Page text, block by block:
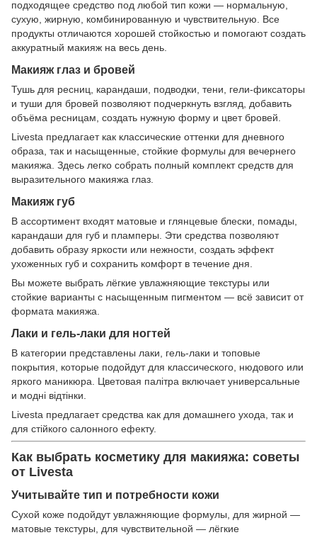
подходящее средство под любой тип кожи — нормальную,
сухую, жирную, комбинированную и чувствительную. Все
продукты отличаются хорошей стойкостью и помогают создать
аккуратный макияж на весь день.
Макияж глаз и бровей
Тушь для ресниц, карандаши, подводки, тени, гели-фиксаторы
и туши для бровей позволяют подчеркнуть взгляд, добавить
объёма ресницам, создать нужную форму и цвет бровей.
Livesta предлагает как классические оттенки для дневного
образа, так и насыщенные, стойкие формулы для вечернего
макияжа. Здесь легко собрать полный комплект средств для
выразительного макияжа глаз.
Макияж губ
В ассортимент входят матовые и глянцевые блески, помады,
карандаши для губ и пламперы. Эти средства позволяют
добавить образу яркости или нежности, создать эффект
ухоженных губ и сохранить комфорт в течение дня.
Вы можете выбрать лёгкие увлажняющие текстуры или
стойкие варианты с насыщенным пигментом — всё зависит от
формата макияжа.
Лаки и гель-лаки для ногтей
В категории представлены лаки, гель-лаки и топовые
покрытия, которые подойдут для классического, нюдового или
яркого маникюра. Цветовая палітра включает универсальные
и модні відтінки.
Livesta предлагает средства как для домашнего ухода, так и
для стійкого салонного ефекту.
Как выбрать косметику для макияжа: советы
от Livesta
Учитывайте тип и потребности кожи
Сухой коже подойдут увлажняющие формулы, для жирной —
матовые текстуры, для чувствительной — лёгкие